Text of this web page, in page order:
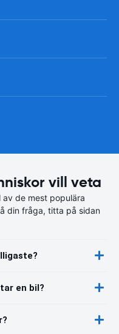
vill veta
de mest populära
din fråga, titta på sidan
en bil?